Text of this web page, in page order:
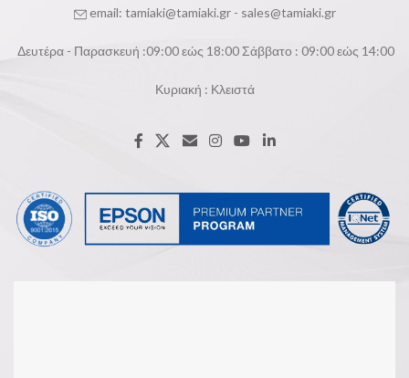
email: tamiaki@tamiaki.gr- sales@tamiaki.gr
Δευτέρα - Παρασκευή :09:00 εώς 18:00 Σάββατο : 09:00 εώς 14:00
Κυριακή : Κλειστά